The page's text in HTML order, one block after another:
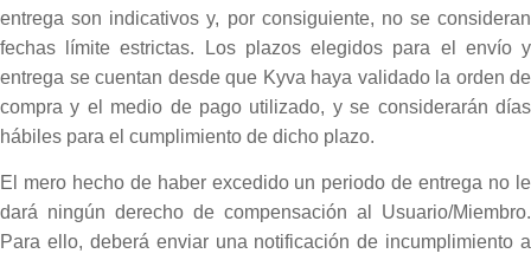
entrega son indicativos y, por consiguiente, no se consideran
fechas límite estrictas. Los plazos elegidos para el envío y
entrega se cuentan desde que Kyva haya validado la orden de
compra y el medio de pago utilizado, y se considerarán días
hábiles para el cumplimiento de dicho plazo.
El mero hecho de haber excedido un periodo de entrega no le
dará ningún derecho de compensación al Usuario/Miembro.
Para ello, deberá enviar una notificación de incumplimiento a